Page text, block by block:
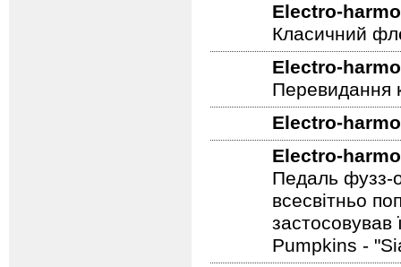
Electro-
Класичний
Electro-
Перевидання
Electro-
Electro-
Педаль фузз-
всесвітньо
застосовував
Pumpkins -